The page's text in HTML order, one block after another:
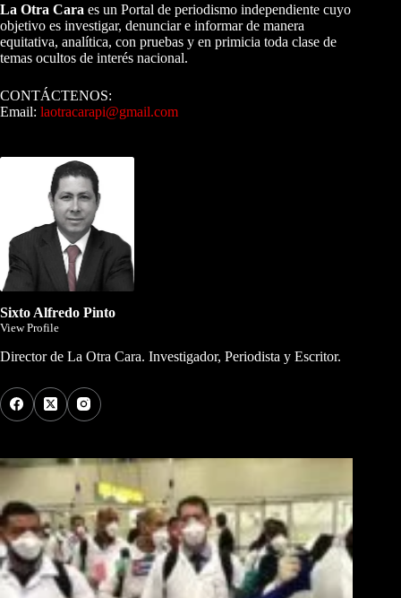
La Otra Cara es un Portal de periodismo independiente cuyo
objetivo es investigar, denunciar e informar de manera
equitativa, analítica, con pruebas y en primicia toda clase de
temas ocultos de interés nacional.
CONTÁCTENOS:
Email: laotracarapi@gmail.com
Sixto Alfredo Pinto
View Profile
Director de La Otra Cara. Investigador, Periodista y Escritor.